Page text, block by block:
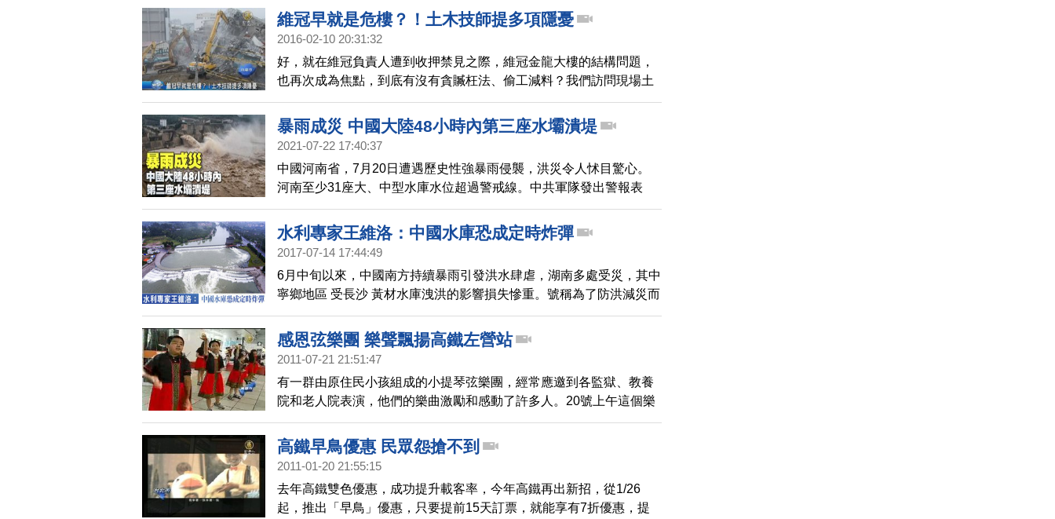
轉乘火車，前進集集。
維冠早就是危樓？！土木技師提多項隱憂
2016-02-10 20:31:32
好，就在維冠負責人遭到收押禁見之際，維冠金龍大樓的結構問題，
也再次成為焦點，到底有沒有貪贓枉法、偷工減料？我們訪問現場土
木技師，發現維冠大樓，竟潛藏兩大結構隱憂，包括水泥強度不足，
還有連接鋼筋的續接器，強度，根本沒有達到標準。
暴雨成災 中國大陸48小時內第三座水壩潰堤
2021-07-22 17:40:37
中國河南省，7月20日遭遇歷史性強暴雨侵襲，洪災令人怵目驚心。
河南至少31座大、中型水庫水位超過警戒線。中共軍隊發出警報表
示，洛陽市伊河灘大壩遭到嚴重破壞，之後將對大壩進行爆破洩洪。
這是在過去48小時內，中國第三座大壩發生險情。上週末，由於大
雨，華北內蒙古呼倫貝爾市的兩座大壩也相繼決堤。洪水衝垮莫旗境
洋。
水利專家王維洛：中國水庫恐成定時炸彈
2017-07-14 17:44:49
6月中旬以來，中國南方持續暴雨引發洪水肆虐，湖南多處受災，其中
寧鄉地區 受長沙 黃材水庫洩洪的影響損失慘重。號稱為了防洪減災而
興建的水庫，為甚麼都不能發揮規劃時所宣傳的防洪效應？對此，我
們專訪了旅居德國的著名水利專家王維洛。
感恩弦樂團 樂聲飄揚高鐵左營站
2011-07-21 21:51:47
有一群由原住民小孩組成的小提琴弦樂團，經常應邀到各監獄、教養
院和老人院表演，他們的樂曲激勵和感動了許多人。20號上午這個樂
團來到高鐵左營站，帶您來欣賞他們的表演。
高鐵早鳥優惠 民眾怨搶不到
2011-01-20 21:55:15
去年高鐵雙色優惠，成功提升載客率，今年高鐵再出新招，從1/26
起，推出「早鳥」優惠，只要提前15天訂票，就能享有7折優惠，提